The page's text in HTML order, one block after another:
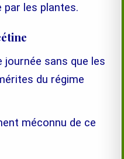
par les plantes.
journée sans que les
du régime
méconnu de ce